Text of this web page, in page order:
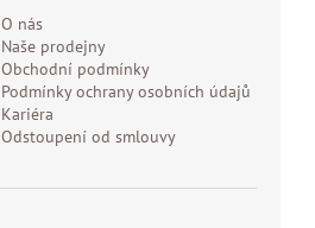
O nás
Naše prodejny
Obchodní podmínky
Podmínky ochrany osobních údajů
Kariéra
Odstoupení od smlouvy